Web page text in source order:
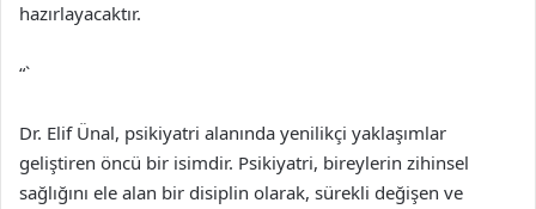
hazırlayacaktır.
“`
Dr. Elif Ünal, psikiyatri alanında yenilikçi yaklaşımlar
geliştiren öncü bir isimdir. Psikiyatri, bireylerin zihinsel
sağlığını ele alan bir disiplin olarak, sürekli değişen ve